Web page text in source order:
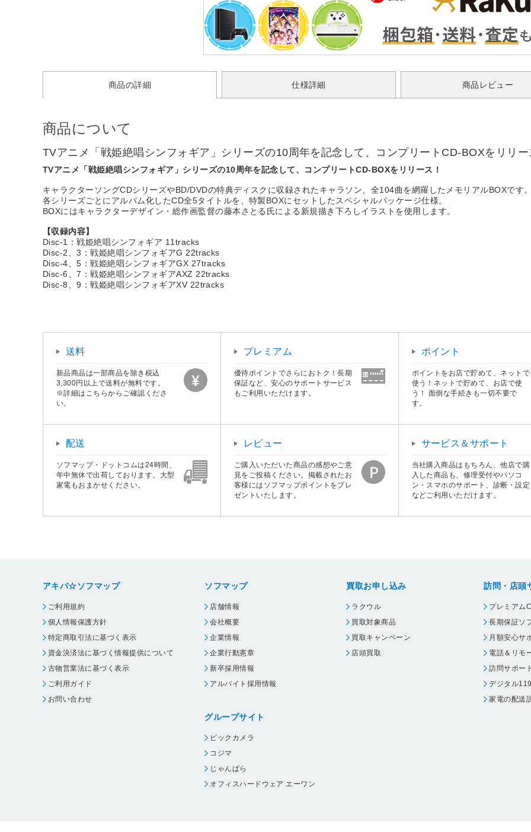
商品の詳細 仕様詳細 商品レビュー
商品について
TVアニメ「戦姫絶唱シンフォギア」シリーズの10周年を記念して、コンプリートCD-BOXをリリー
TVアニメ「戦姫絶唱シンフォギア」シリーズの10周年を記念して、コンプリートCD-BOXをリリース！
キャラクターソングCDシリーズやBD/DVDの特典ディスクに収録されたキャラソン、全104曲を網羅したメモリアルBOXです
各シリーズごとにアルバム化したCD全5タイトルを、特製BOXにセットしたスペシャルパッケージ仕様。
BOXにはキャラクターデザイン・総作画監督の藤本さとる氏による新規描き下ろしイラストを使用します。
【収録内容】
Disc-1：戦姫絶唱シンフォギア 11tracks
Disc-2、3：戦姫絶唱シンフォギアG 22tracks
Disc-4、5：戦姫絶唱シンフォギアGX 27tracks
Disc-6、7：戦姫絶唱シンフォギアAXZ 22tracks
Disc-8、9：戦姫絶唱シンフォギアXV 22tracks
送料
新品商品は一部商品を除き税込
3,300円以上で送料が無料です。
※詳細はこちらからご確認くださ
い。
プレミアム
優待ポイントでさらにおトク！長期
保証など、安心のサポートサービス
もご利用いただけます。
ポイント
ポイントをお店で貯めて、ネットで
使う！ネットで貯めて、お店で使
う！ 面倒な手続きも一切不要で
す。
配送
ソフマップ・ドットコムは24時間、
年中無休で出荷しております。大型
家電もおまかせください。
レビュー
ご購入いただいた商品の感想やご意
見をご投稿ください。掲載されたお
客様にはソフマップポイントをプレ
ゼントいたします。
サービス＆サポート
当社購入商品はもちろん、他店で購
入した商品も、修理受付やパソコ
ン・スマホのサポート、診断・設定
などご利用いただけます。
アキバ☆ソフマップ
ご利用規約
個人情報保護方針
特定商取引法に基づく表示
資金決済法に基づく情報提供について
古物営業法に基づく表示
ご利用ガイド
お問い合わせ
ソフマップ
店舗情報
会社概要
企業情報
企業行動憲章
新卒採用情報
アルバイト採用情報
グループサイト
ビックカメラ
コジマ
じゃんぱら
オフィスハードウェア エーワン
買取お申し込み
ラクウル
買取対象商品
買取キャンペーン
店頭買取
訪問・店頭
プレミアム
長期保証ソ
月額安心サ
電話＆リモ
訪問サポー
デジタル
家電の配送